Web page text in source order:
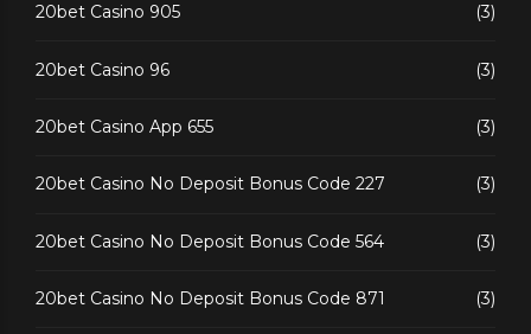
20bet Casino 905 (3)
20bet Casino 96 (3)
20bet Casino App 655 (3)
20bet Casino No Deposit Bonus Code 227 (3)
20bet Casino No Deposit Bonus Code 564 (3)
20bet Casino No Deposit Bonus Code 871 (3)